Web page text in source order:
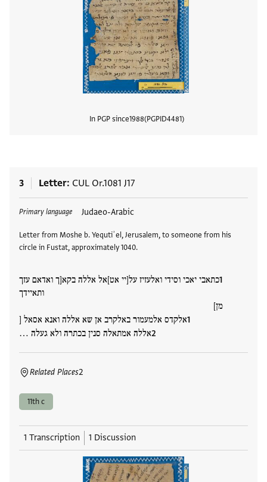
In PGP since1988 PGPID4481
3 Letter CUL Or.1081 J17
Primary language Judaeo-Arabic
Letter from Moshe b. Yequtiʾel, Jerusalem, to someone from his
circle in Fustat, approximately 1040.
כתאבי יאכי וסידי ואלעזיז על[יי אט]אל אללה בקא[ך ואדאם עזך
ותאיידך
מן]
אלקדס אלמעמור באלקרב אן שא אללה ואנא אסאל [
אללה אמתאלה סנין בכתרה ולא געלה …
Related Places2
Tags
11th c
1 Transcription 1 Discussion